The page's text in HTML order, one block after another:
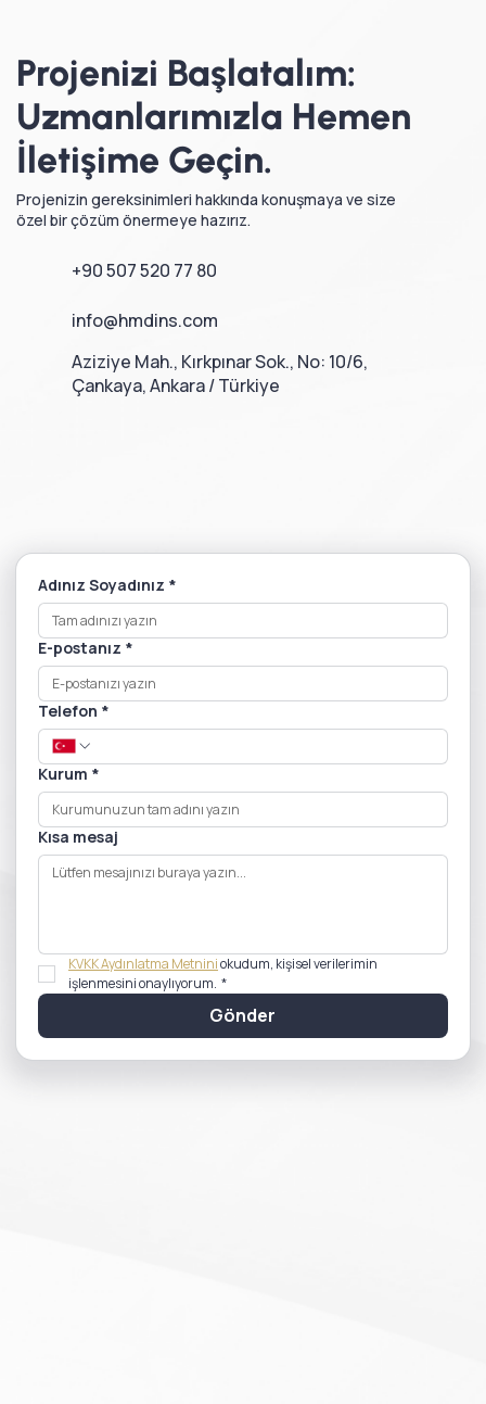
Projenizi Başlatalım:
Uzmanlarımızla Hemen
İletişime Geçin.
Projenizin gereksinimleri hakkında konuşmaya ve size
özel bir çözüm önermeye hazırız.
+90 507 520 77 80
info@hmdins.com
Aziziye Mah., Kırkpınar Sok., No: 10/6,
Çankaya, Ankara / Türkiye
Adınız Soyadınız *
E-postanız *
Telefon *
Kurum *
Kısa mesaj
KVKK Aydınlatma Metnini okudum, kişisel verilerimin
işlenmesini onaylıyorum. *
Gönder